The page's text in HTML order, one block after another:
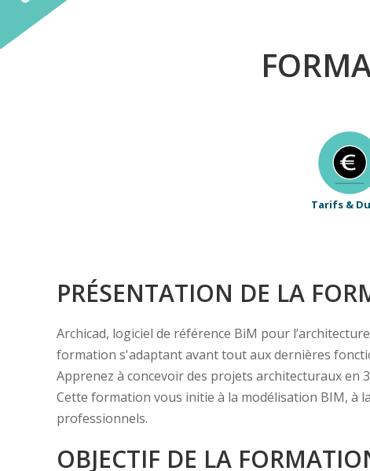
Tarifs &
PRÉSENTATION DE LA
Archicad, logiciel de référence BiM pour
formation s'adaptant avant tout aux dernières
Apprenez à concevoir des projets architecturaux en
Cette formation vous initie à la modélisation BIM, à
professionnels.
OBJECTIF DE LA